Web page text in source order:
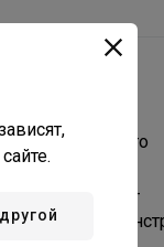
строго
для ГК —
ей элемент